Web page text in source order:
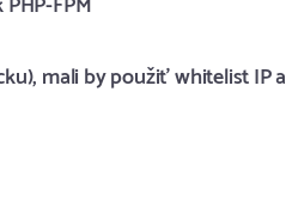
mali by použiť whitelist IP